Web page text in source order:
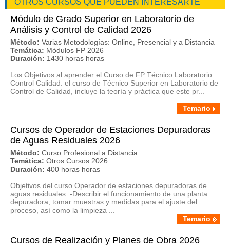
OTROS CURSOS QUE PUEDEN INTERESARTE
Módulo de Grado Superior en Laboratorio de
Análisis y Control de Calidad 2026
Método: Varias Metodologías: Online, Presencial y a Distancia
Temática: Módulos FP 2026
Duración: 1430 horas horas
Los Objetivos al aprender el Curso de FP Técnico Laboratorio
Control Calidad: el curso de Técnico Superior en Laboratorio de
Control de Calidad, incluye la teoría y práctica que este pr...
Temario
Cursos de Operador de Estaciones Depuradoras
de Aguas Residuales 2026
Método: Curso Profesional a Distancia
Temática: Otros Cursos 2026
Duración: 400 horas horas
Objetivos del curso Operador de estaciones depuradoras de
aguas residuales: -Describir el funcionamiento de una planta
depuradora, tomar muestras y medidas para el ajuste del
proceso, así como la limpieza ...
Temario
Cursos de Realización y Planes de Obra 2026